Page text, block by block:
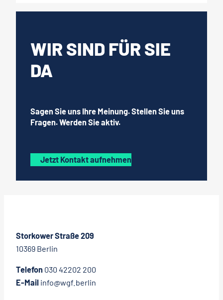
WIR SIND FÜR SIE
DA
Sagen Sie uns Ihre Meinung. Stellen Sie uns
Fragen. Werden Sie aktiv.
Jetzt Kontakt aufnehmen
Storkower Straße 209
10369 Berlin
Telefon 030 42202 200
E-Mail info@wgf.berlin